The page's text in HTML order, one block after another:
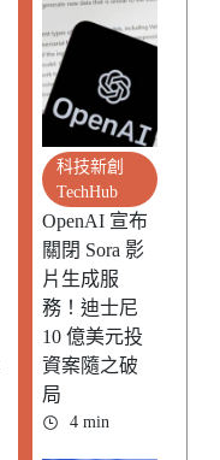
科技新創
TechHub
OpenAI 宣布
關閉 Sora 影
片生成服
務！迪士尼
10 億美元投
資案隨之破
局
4 min